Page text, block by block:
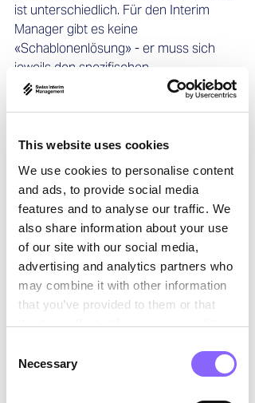
This website uses cookies
We use cookies to personalise content
and ads, to provide social media
features and to analyse our traffic. We
also share information about your use
of our site with our social media,
advertising and analytics partners who
may combine it with other information
that you’ve provided to them or that
they’ve collected from your use of their
Selection
Necessary
ist unterschiedlich. Für den Interim
Manager gibt es keine
«Schablonenlösung» - er muss sich
jeweils den spezifischen
Herausforderungen annehmen und
entwickeln und umsetzen, die in einem
beschränkten Zeitraum zumeist sehr
ambitionierten Ergebnissen führen
müssen.
Kernkompetenzen eines Interim
Managers
Interim Manager müssen daher nicht
nur sehr hohe fachliche Kompetenzen
mitbringen. Sie müssen auch in der
erfassen und sich in das Unternehmen
und das Team einzufügen. Zu den